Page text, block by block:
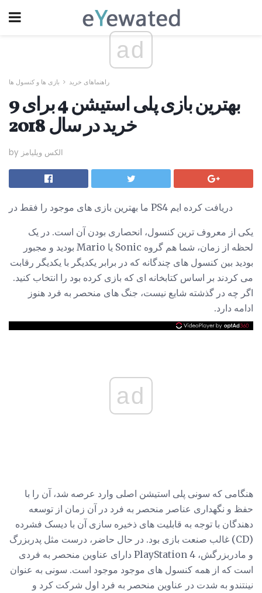
ad
راهنماهای خرید بازی ها و کنسول ها
9 بهترین بازی پلی استیشن 4 برای
خرید در سال 2018
by الکس ویلیامز
ما بهترین بازی های موجود را فقط در PS4 دریافت کرده ایم
یکی از معروف ترین کنسول، انحصاری بودن آن است. در یک
لحظه از زمان، شما هم گروه Sonic یا Mario بودید و مجبور
بودید بین کنسول های چندگانه که در برابر یکدیگر با یکدیگر رقابت
می کردند بر اساس کتابخانه ای که بازی کرده بود را انتخاب کنید.
اگر چه در گذشته شایع نیست، جنگ های منحصر به فرد هنوز
ادامه دارد.
ad
هنگامی که سونی پلی استیشن اصلی وارد عرصه شد، آن را با
حفظ و نگهداری عناصر منحصر به فرد در آن زمان از توسعه
دهندگان با توجه به قابلیت های ذخیره سازی آن با دیسک فشرده
(CD) غالب صنعت بازی بود. در حال حاضر، درست مثل پدربزرگ
و مادربزرگش، PlayStation 4 دارای عناوین منحصر به فردی
است که از همه کنسول های موجود موجود است. سونی به عنوان
نینتندو به شدت در عناوین منحصر به فرد اول شرکت کرد و